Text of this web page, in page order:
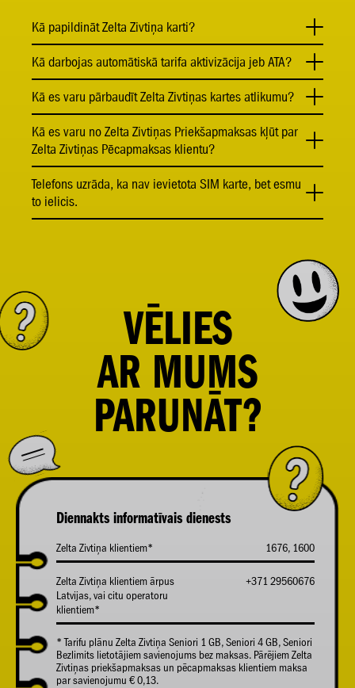
Kā papildināt Zelta Zivtiņa karti?
Kā darbojas automātiskā tarifa aktivizācija jeb ATA?
Kā es varu pārbaudīt Zelta Zivtiņas kartes atlikumu?
Kā es varu no Zelta Zivtiņas Priekšapmaksas kļūt par
Zelta Zivtiņas Pēcapmaksas klientu?
Telefons uzrāda, ka nav ievietota SIM karte, bet esmu
to ielicis.
VĒLIES
AR MUMS
PARUNĀT?
Diennakts informatīvais dienests
Zelta Zivtiņa klientiem* 1676, 1600
Zelta Zivtiņa klientiem ārpus
Latvijas, vai citu operatoru
klientiem*
+371 29560676
* Tarifu plānu Zelta Zivtiņa Seniori 1 GB, Seniori 4 GB, Seniori
Bezlimits lietotājiem savienojums bez maksas. Pārējiem Zelta
Zivtiņas priekšapmaksas un pēcapmaksas klientiem maksa
par savienojumu € 0,13.